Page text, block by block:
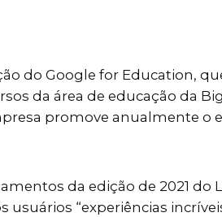
do Google for Education,
da área de educação da
promove anualmente o
da edição de 2021
usuários “experiências